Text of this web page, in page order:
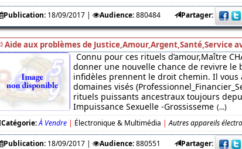
Publication: 18/09/2017| Audience: 880484 Partager:
Aide aux problèmes de Justice,Amour,Argent,Santé,Service
Connu pour ces rituels d’amour,Maître
donner une nouvelle chance de revivre le
infidèles prennent le droit chemin. Il
domaines visés
rituels puissants ancestraux toujours
Impuissance Sexuelle -Grossisseme (...)
Catégorie:À Vendre | Électronique & Multimédia | Autres appareils
Publication: 18/09/2017| Audience: 880551 Partager: